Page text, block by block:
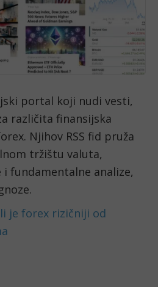
portal koji nudi vesti,
različita finansijska
Njihov RSS fid pruža
tržištu valuta,
fundamentalne analize,
je forex rizičniji od